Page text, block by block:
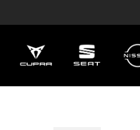
to
content